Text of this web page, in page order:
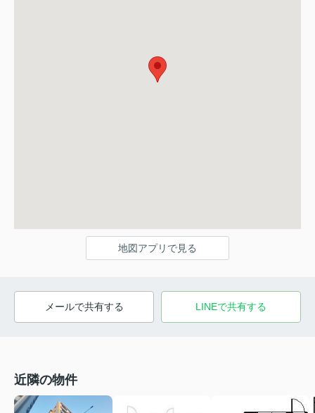
地図アプリで見る
メールで共有する LINEで共有する
近隣の物件